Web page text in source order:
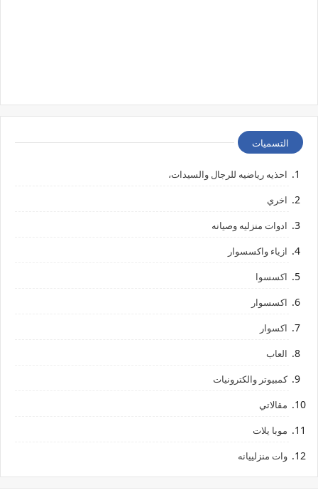
التسميات
احذيه رياضيه للرجال والسيدات،
اخري
ادوات منزليه وصيانه
ازياء واكسسوار
اكسسوا
اكسسوار
اكسوار
العاب
كمبيوتر والكترونيات
مقالاتي
موبا يلات
وات منزلييانه